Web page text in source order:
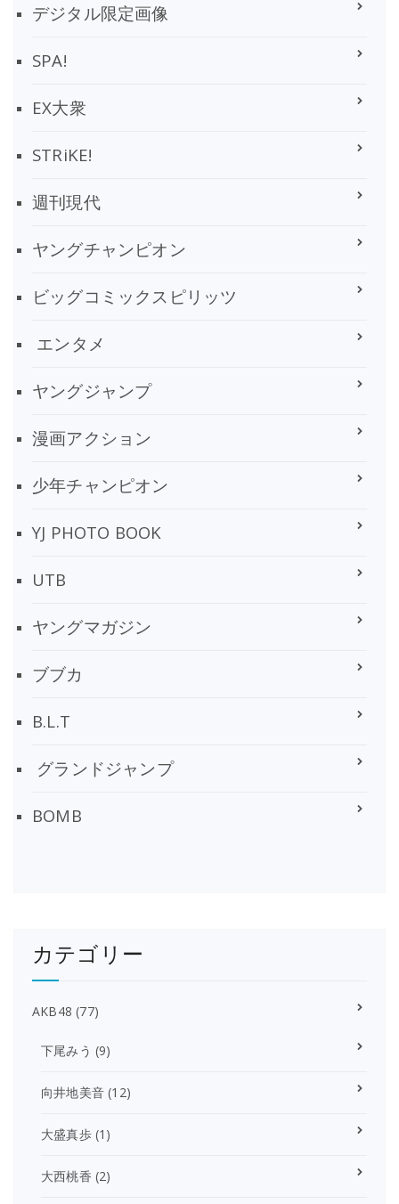
デジタル限定画像
SPA!
EX大衆
STRiKE!
週刊現代
ヤングチャンピオン
ビッグコミックスピリッツ
エンタメ
ヤングジャンプ
漫画アクション
少年チャンピオン
YJ PHOTO BOOK
UTB
ヤングマガジン
ブブカ
B.L.T
グランドジャンプ
BOMB
カテゴリー
AKB48 (77)
下尾みう (9)
向井地美音 (12)
大盛真歩(1)
大西桃香 (2)